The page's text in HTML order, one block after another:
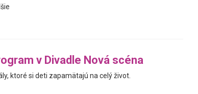
v Divadle Nová scéna
ktoré si deti zapamätajú na celý život.